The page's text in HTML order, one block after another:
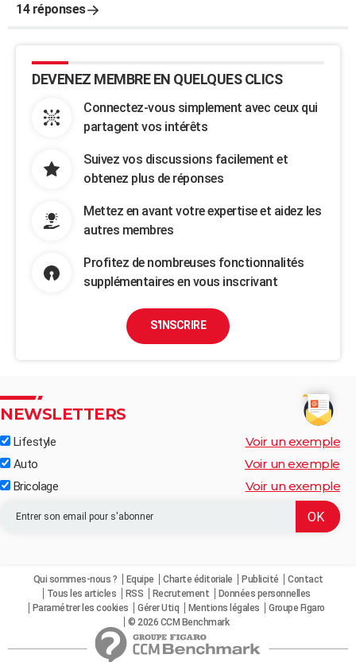
14 réponses
DEVENEZ MEMBRE EN QUELQUES CLICS
Connectez-vous simplement avec ceux qui
partagent vos intérêts
Suivez vos discussions facilement et
obtenez plus de réponses
Mettez en avant votre expertise et aidez les
autres membres
Profitez de nombreuses fonctionnalités
supplémentaires en vous inscrivant
S'INSCRIRE
NEWSLETTERS
Lifestyle Voir un exemple
Auto Voir un exemple
Bricolage Voir un exemple
Qui sommes-nous ? Equipe Charte éditoriale Publicité
Contact
Tous les articles
RSS Recrutement
Données personnelles
Paramétrer les cookies
Gérer Utiq Mentions légales
Groupe Figaro
© 2026 CCM Benchmark